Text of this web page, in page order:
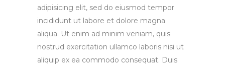
adipisicing elit, sed do eiusmod tempor
incididunt ut labore et dolore magna
aliqua. Ut enim ad minim veniam, quis
nostrud exercitation ullamco laboris nisi ut
aliquip ex ea commodo consequat. Duis